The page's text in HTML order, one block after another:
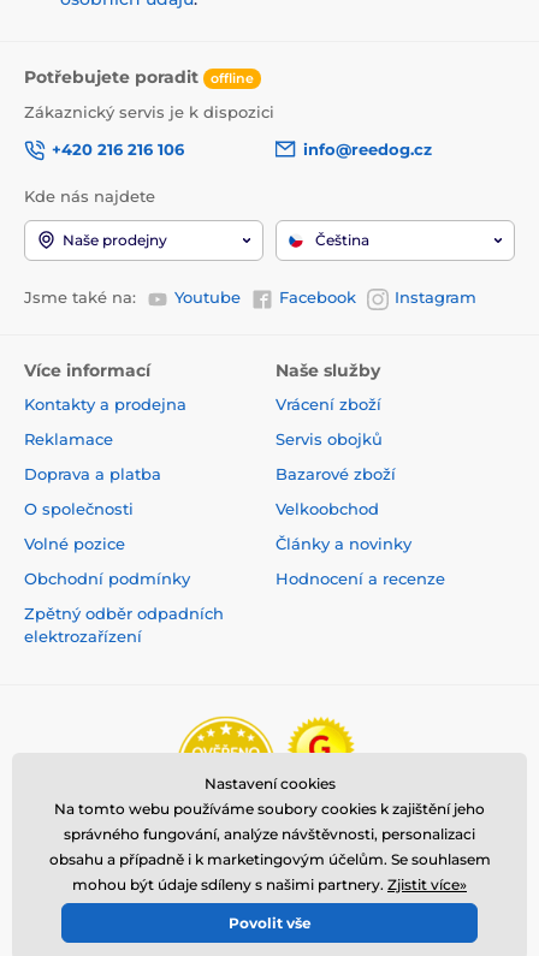
Potřebujete poradit offline
Zákaznický servis je k dispozici
+420 216 216 106
info@reedog.cz
Kde nás najdete
Naše prodejny Čeština
Jsme také na: Youtube Facebook Instagram
Více informací
Kontakty a prodejna
Reklamace
Doprava a platba
O společnosti
Volné pozice
Obchodní podmínky
Zpětný odběr odpadních
elektrozařízení
Naše služby
Vrácení zboží
Servis obojků
Bazarové zboží
Velkoobchod
Články a novinky
Hodnocení a recenze
© 2026 www.reedog.cz ⦁ E-shop vytvořila
Nastavení cookies
Na tomto webu používáme soubory cookies k zajištění jeho
správného fungování, analýze návštěvnosti, personalizaci
obsahu a případně i k marketingovým účelům. Se souhlasem
mohou být údaje sdíleny s našimi partnery. Zjistit více»
Povolit vše